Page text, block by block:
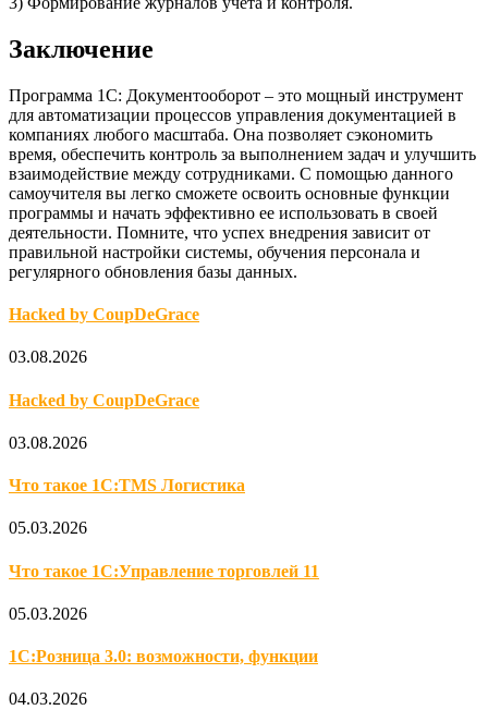
Заключение
Программа 1С: Документооборот – это мощный инструмент
для автоматизации процессов управления документацией в
компаниях любого масштаба. Она позволяет сэкономить
время, обеспечить контроль за выполнением задач и улучшить
взаимодействие между сотрудниками. С помощью данного
самоучителя вы легко сможете освоить основные функции
программы и начать эффективно ее использовать в своей
деятельности. Помните, что успех внедрения зависит от
правильной настройки системы, обучения персонала и
регулярного обновления базы данных.
Hacked by CoupDeGrace
03.08.2026
Hacked by CoupDeGrace
03.08.2026
Что такое 1С:TMS Логистика
05.03.2026
Что такое 1С:Управление торговлей 11
05.03.2026
1С:Розница 3.0: возможности, функции
04.03.2026